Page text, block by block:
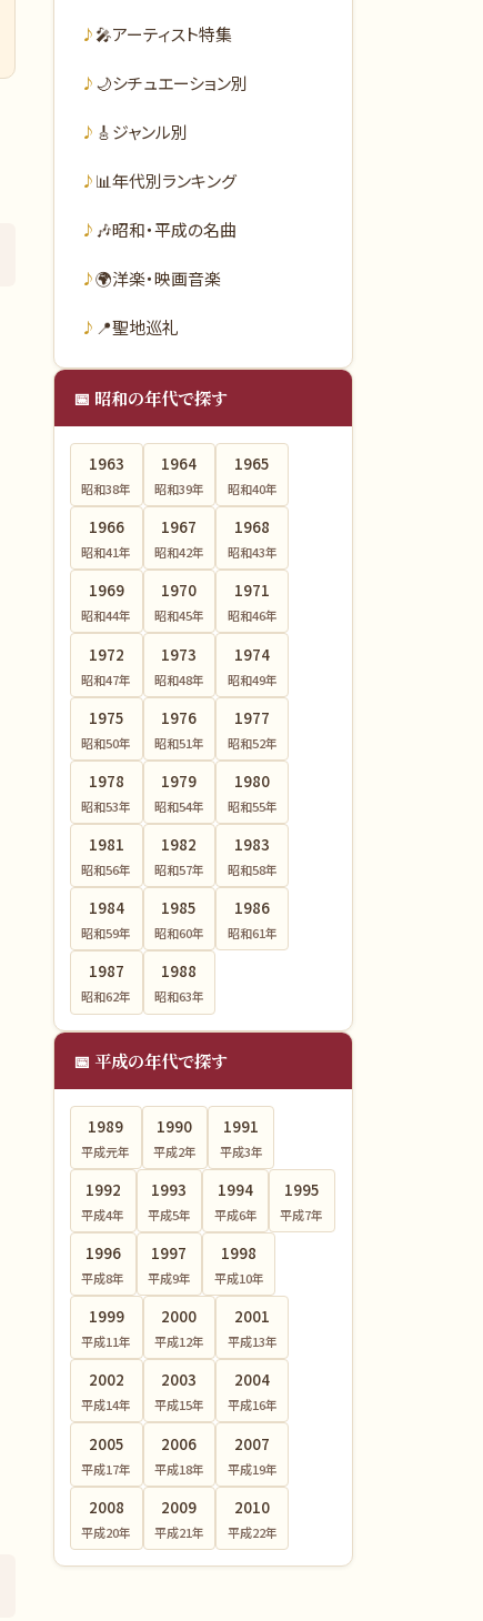
🎤アーティスト特集
🌙シチュエーション別
🎸ジャンル別
📊年代別ランキング
🎶昭和・平成の名曲
🌍洋楽・映画音楽
📍聖地巡礼
📅 昭和の年代で探す
1963
昭和38年
1964
昭和39年
1965
昭和40年
1966
昭和41年
1967
昭和42年
1968
昭和43年
1969
昭和44年
1970
昭和45年
1971
昭和46年
1972
昭和47年
1973
昭和48年
1974
昭和49年
1975
昭和50年
1976
昭和51年
1977
昭和52年
1978
昭和53年
1979
昭和54年
1980
昭和55年
1981
昭和56年
1982
昭和57年
1983
昭和58年
1984
昭和59年
1985
昭和60年
1986
昭和61年
1987
昭和62年
1988
昭和63年
📅 平成の年代で探す
1989
平成元年
1990
平成2年
1991
平成3年
1992
平成4年
1993
平成5年
1994
平成6年
1995
平成7年
1996
平成8年
1997
平成9年
1998
平成10年
1999
平成11年
2000
平成12年
2001
平成13年
2002
平成14年
2003
平成15年
2004
平成16年
2005
平成17年
2006
平成18年
2007
平成19年
2008
平成20年
2009
平成21年
2010
平成22年